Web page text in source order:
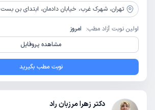
تهران، شهرک غرب، خیابان دادمان، ابتدای بن بست صدف (روبروی حسن سیف)، پلاک 15، طبقه 5
اولین نوبت آزاد مطب: امروز
مشاهده پروفایل
نوبت مطب بگیرید
دکتر زهرا مرزبان راد